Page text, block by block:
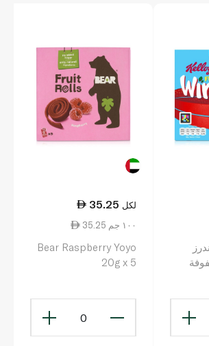
35.25 لكل
35.25 ١٠٠ جم
Bear Raspberry Yoyo
20g x 5
0